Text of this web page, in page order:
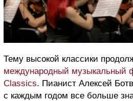
Тему высокой классики
международный музыкальный
Classics. Пианист Алексей
с каждым годом все больше